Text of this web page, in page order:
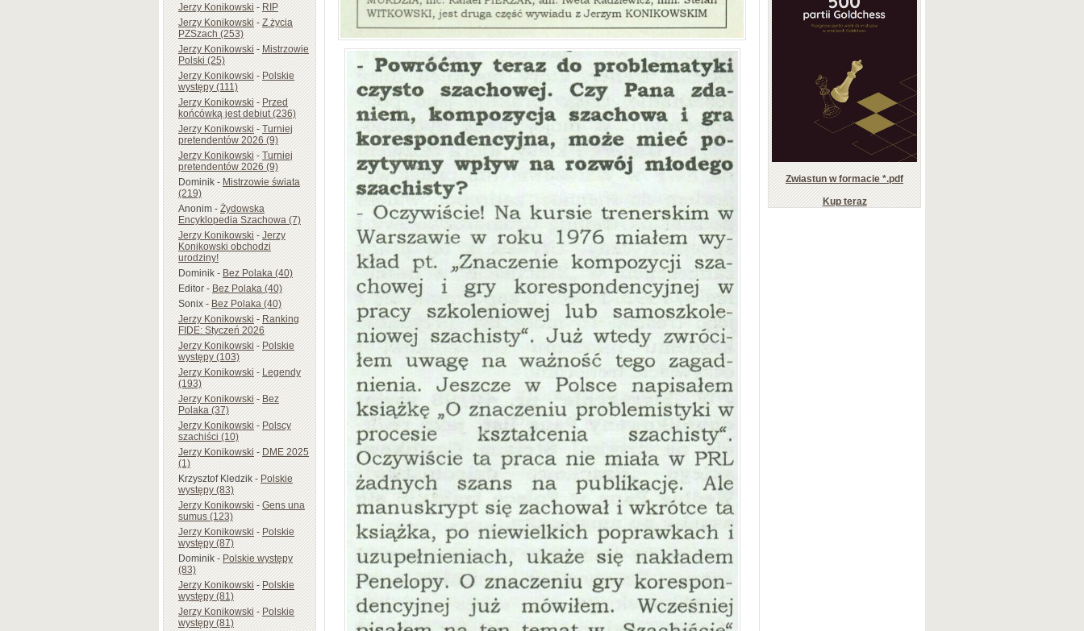
Jerzy Konikowski-RIP
Jerzy Konikowski-Z życia
PZSzach (253)
Jerzy Konikowski-Mistrzowie
Polski (25)
Jerzy Konikowski-Polskie
występy (111)
Jerzy Konikowski-Przed
końcówką jest debiut (236)
Jerzy Konikowski-Turniej
pretendentów 2026 (9)
Jerzy Konikowski-Turniej
pretendentów 2026 (9)
Dominik-Mistrzowie świata
(219)
Anonim-Żydowska
Encyklopedia Szachowa (7)
Jerzy Konikowski-Jerzy
Konikowski obchodzi
urodziny!
Dominik-Bez Polaka (40)
Editor-Bez Polaka (40)
Sonix-Bez Polaka (40)
Jerzy Konikowski-Ranking
FIDE: Styczeń 2026
Jerzy Konikowski-Polskie
występy (103)
Jerzy Konikowski-Legendy
(193)
Jerzy Konikowski-Bez
Polaka (37)
Jerzy Konikowski-Polscy
szachiści (10)
Jerzy Konikowski-DME 2025
(1)
Krzysztof Kledzik-Polskie
występy (83)
Jerzy Konikowski-Gens una
sumus (123)
Jerzy Konikowski-Polskie
występy (87)
Dominik-Polskie występy
(83)
Jerzy Konikowski-Polskie
występy (81)
Jerzy Konikowski-Polskie
występy (81)
Zwiastun w formacie *.pdf
Kup teraz